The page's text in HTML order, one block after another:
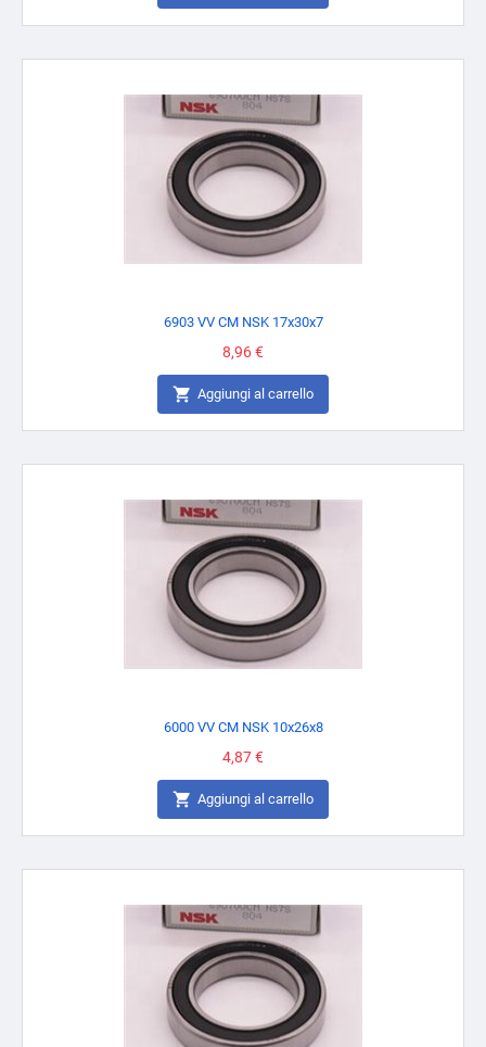
6903 VV CM NSK 17x30x7
Prezzo
8,96 €
 Aggiungi al carrello
6000 VV CM NSK 10x26x8
Prezzo
4,87 €
 Aggiungi al carrello